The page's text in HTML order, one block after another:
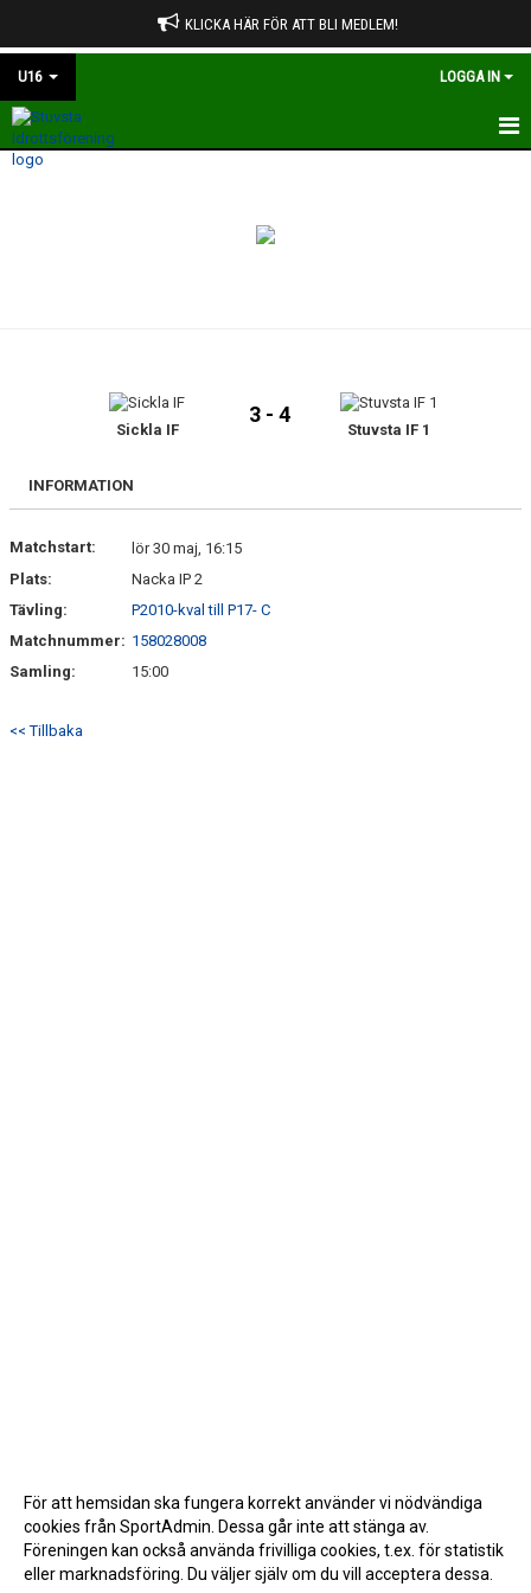
KLICKA HÄR FÖR ATT BLI MEDLEM!
U16 LOGGA IN
HEM
DOKUMENT
Sickla IF
3 - 4
Stuvsta IF 1
INFORMATION
Matchstart:
lör 30 maj, 16:15
Plats:
Nacka IP 2
Tävling:
P2010-kval till P17- C
Matchnummer: 158028008
Samling:
15:00
<< Tillbaka
För att hemsidan ska fungera korrekt använder vi nödvändiga
cookies från SportAdmin. Dessa går inte att stänga av.
Föreningen kan också använda frivilliga cookies, t.ex. för statistik
eller marknadsföring. Du väljer själv om du vill acceptera dessa.